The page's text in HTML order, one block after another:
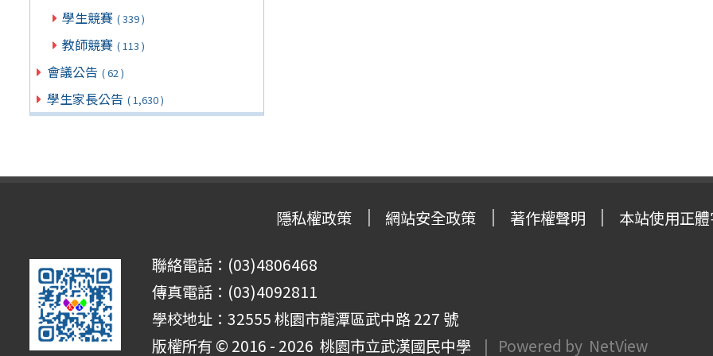
學生競賽 ( 339 )
教師競賽 ( 113 )
會議公告 ( 62 )
學生家長公告 ( 1,630 )
隱私權政策 網站安全政策 著作權聲明 本站使用正
聯絡電話：(03)4806468
傳真電話：(03)4092811
學校地址：32555 桃園市龍潭區武中路 227 號
版權所有 © 2016 - 2026 桃園市立武漢國民中學 | Powered by NetView